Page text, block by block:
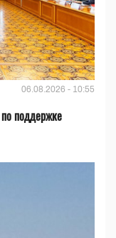
06.08.2026 - 10:55
поддержке